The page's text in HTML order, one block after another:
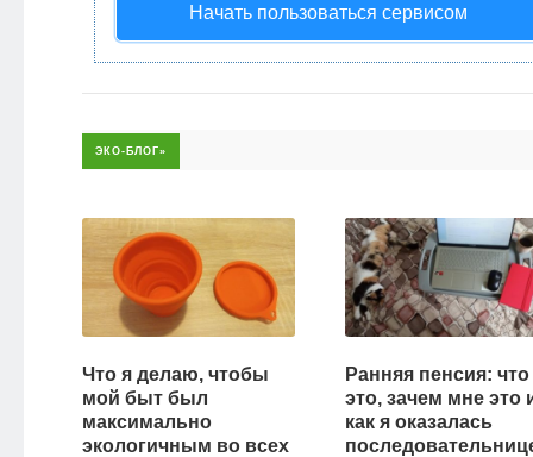
НОВОСТИ
ЭКО-
Начать пользоваться сервисом
ЭКО-БЛОГ»
Что я делаю, чтобы
мой быт был
максимально
экологичным во всех
Ранняя пенсия: что
это, зачем мне это
как я оказалась